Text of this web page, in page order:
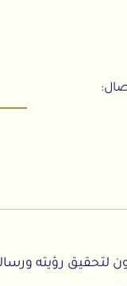
لتحقيق رؤيته